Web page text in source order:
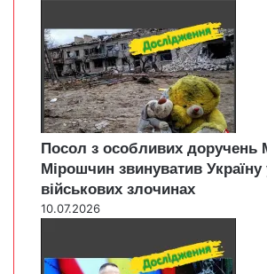
Посол з особливих
Мірошчин звинуватив Україну
військових злочинах
10.07.2026